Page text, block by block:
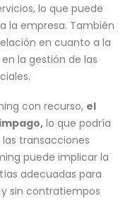
lo que puede
la empresa. También
en cuanto a la
la gestión de las
con recurso, el
lo que podría
transacciones
puede implicar la
adecuadas para
sin contratiempos